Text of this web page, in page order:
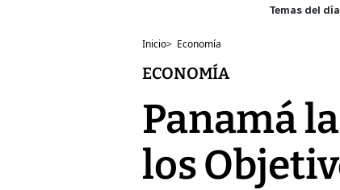
Inicio> Economía
ECONOMÍA
Panamá
los